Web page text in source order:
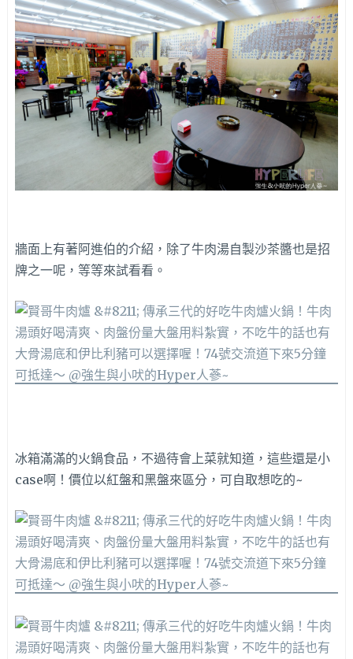
牆面上有著阿進伯的介紹，除了牛肉湯自製沙茶醬也是招
牌之一呢，等等來試看看。
冰箱滿滿的火鍋食品，不過待會上菜就知道，這些還是小
case啊！價位以紅盤和黑盤來區分，可自取想吃的~